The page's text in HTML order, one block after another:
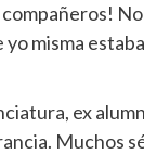
No
misma
ex
Muchos